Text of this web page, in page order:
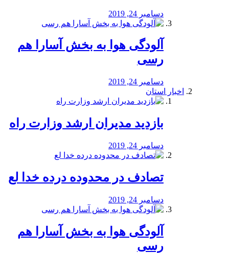
دسامبر 24, 2019
آلودگی هوا به بخش آسارا هم
رسی
دسامبر 24, 2019
اخبار استان
بازدید مدیران ارشد وزارت راه
دسامبر 24, 2019
تصادف در محدوده درده خدا لع
دسامبر 24, 2019
آلودگی هوا به بخش آسارا هم
رسی